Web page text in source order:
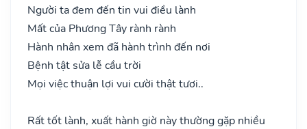
Người ta đem đến tin vui điều lành
Mất của Phương Tây rành rành
Hành nhân xem đã hành trình đến nơi
Bệnh tật sửa lễ cầu trời
Mọi việc thuận lợi vui cười thật tươi..
Rất tốt lành, xuất hành giờ này thường gặp nhiều